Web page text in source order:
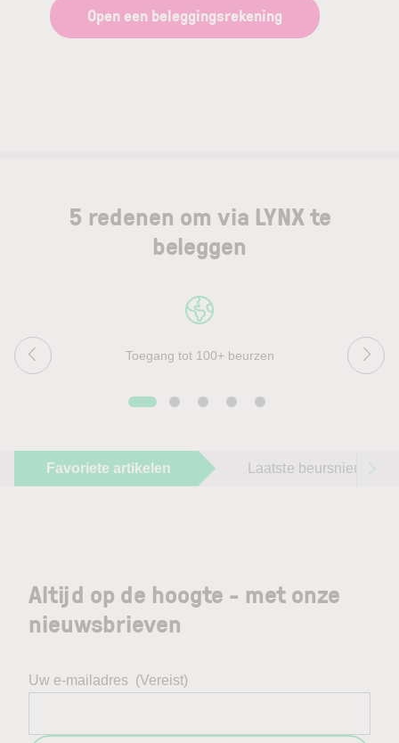
Open een beleggingsrekening
5 redenen om via LYNX te
beleggen
Toegang tot 100+ beurzen
Favoriete artikelen Laatste beursnieuws
Altijd op de hoogte - met onze
nieuwsbrieven
Uw e-mailadres (Vereist)